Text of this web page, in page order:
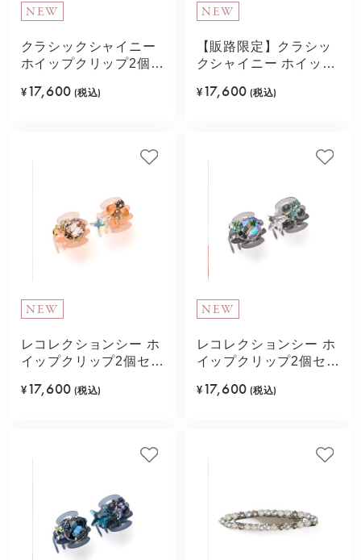
NEW
クラシックシャイニー
ホイップクリップ2個セ
¥ 17,600 (税込)
NEW
【販路限定】クラシッ
クシャイニー ホイップ
ンク)
¥ 17,600 (税込)
NEW
レコレクションシー ホ
イップクリップ2個セッ
¥ 17,600 (税込)
NEW
レコレクションシー ホ
イップクリップ2個セッ
¥ 17,600 (税込)